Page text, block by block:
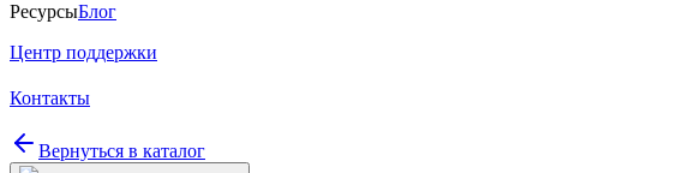
РесурсыБлог
Центр поддержки
Контакты
Вернуться в каталог